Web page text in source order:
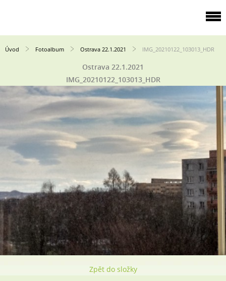
Úvod Fotoalbum Ostrava 22.1.2021 IMG_20210122_103013_HDR
Ostrava 22.1.2021
IMG_20210122_103013_HDR
Zpět do složky